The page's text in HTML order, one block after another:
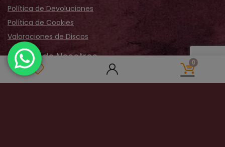
0
Política de Devoluciones
Política de Cookies
Valoraciones de Discos
Acerca de Nosotros
Sobre Nosotros